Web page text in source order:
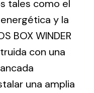
para todo tipo
tales como el
y la
BOX WINDER
con una
una amplia